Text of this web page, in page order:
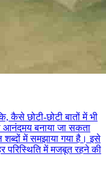
कैसे छोटी-छोटी बातों में भी
आनंदमय बनाया जा सकता
में समझाया गया है। इसे
परिस्थिति में मजबूत रहने की